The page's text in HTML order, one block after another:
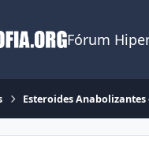
Fórum
Esteroides